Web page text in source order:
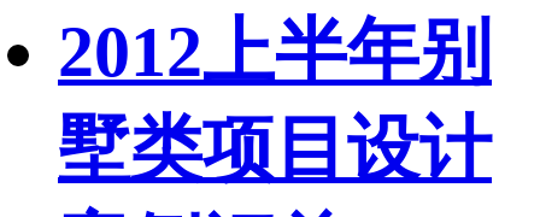
2012上半年别
墅类项目设计